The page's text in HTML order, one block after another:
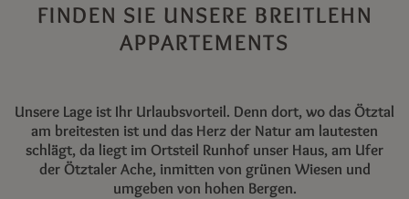
FINDEN SIE UNSERE BREITLEHN
APPARTEMENTS
Unsere Lage ist Ihr Urlaubsvorteil. Denn dort, wo das Ötztal
am breitesten ist und das Herz der Natur am lautesten
schlägt, da liegt im Ortsteil Runhof unser Haus, am Ufer
der Ötztaler Ache, inmitten von grünen Wiesen und
umgeben von hohen Bergen.